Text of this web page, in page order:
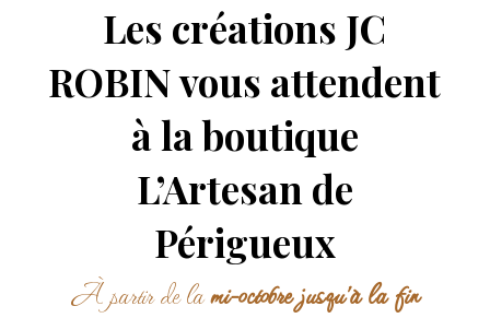
Les créations JC
ROBIN vous attendent
à la boutique
L’Artesan de
Périgueux
À partir de lami-octobre jusqu’à la fin